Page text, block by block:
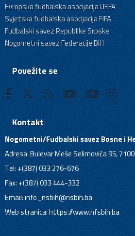
Evropska fudbalska asocijacija UEFA
Svjetska fudbalska asocijacija FIFA
Fudbalski savez Republike Srpske
Nogometni savez Federacije BiH
Povežite se
Kontakt
Nogometni/Fudbalski savez Bosne i
Adresa: Bulevar Meše Selimovića 95,
Tel: +(387) 033 276-676
Fax: +(387) 033 444-332
Email:info_nsbih@nsbih.ba
Web stranica: https://www.nfsbih.ba